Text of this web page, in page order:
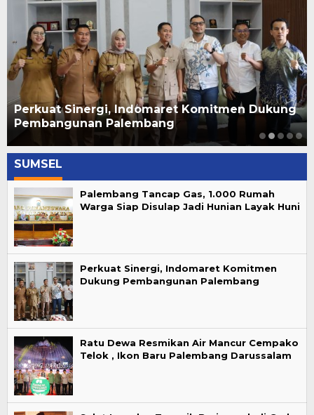
Perkuat Sinergi, Indomaret Komitmen Dukung
Pembangunan Palembang
SUMSEL
Palembang Tancap Gas, 1.000 Rumah
Warga Siap Disulap Jadi Hunian Layak Huni
Perkuat Sinergi, Indomaret Komitmen
Dukung Pembangunan Palembang
Ratu Dewa Resmikan Air Mancur Cempako
Telok , Ikon Baru Palembang Darussalam